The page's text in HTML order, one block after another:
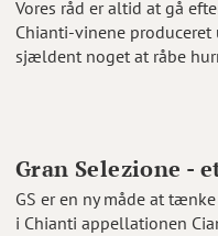
Vores råd er altid at gå
Chianti-vinene
sjældent noget at råbe
Gran Selezione -
GS er en ny måde at
i Chianti appellationen